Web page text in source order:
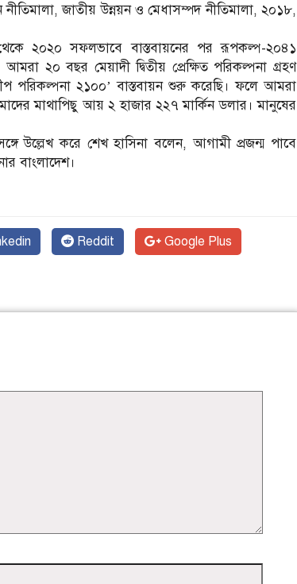
নীতিমালা, জাতীয় উন্নয়ন ও মেধাসম্পদ নীতিমালা, ২০১৮,
২০২০ সফলভাবে বাস্তবায়নের পর রূপকল্প-২০৪১
২০ বছর মেয়াদী দ্বিতীয় প্রেক্ষিত পরিকল্পনা গ্রহণ
পরিকল্পনা ২১০০’ বাস্তবায়ন শুরু করেছি। ফলে আমরা
মাথাপিছু আয় ২ হাজার ২২৭ মার্কিন ডলার। মানুষের
উল্লেখ করে শেখ হাসিনা বলেন, আগামী প্রজন্ম পাবে
বাংলাদেশ।
Reddit Google Plus